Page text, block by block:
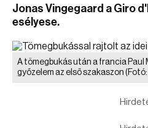
Jonas Vingegaard a Giro
esélyese.
A tömegbukás után a francia Paul
győzelem az első szakaszon